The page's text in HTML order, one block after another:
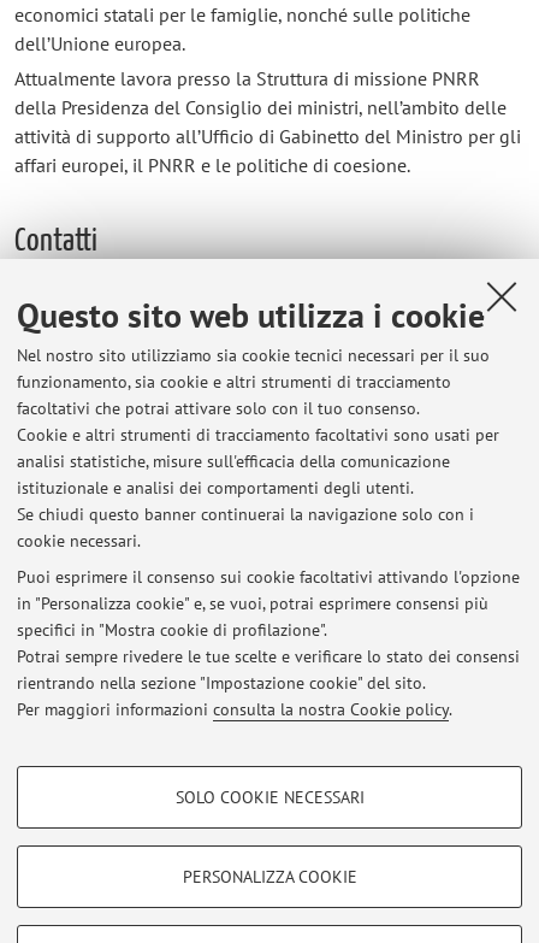
Questo sito web utilizza i cookie
Nel nostro sito utilizziamo sia cookie tecnici necessari per il suo
funzionamento, sia cookie e altri strumenti di tracciamento
facoltativi che potrai attivare solo con il tuo consenso.
Cookie e altri strumenti di tracciamento facoltativi sono usati per
analisi statistiche, misure sull'efficacia della comunicazione
istituzionale e analisi dei comportamenti degli utenti.
Se chiudi questo banner continuerai la navigazione solo con i
cookie necessari.
Puoi esprimere il consenso sui cookie facoltativi attivando l'opzione
in "Personalizza cookie" e, se vuoi, potrai esprimere consensi più
specifici in "Mostra cookie di profilazione".
Potrai sempre rivedere le tue scelte e verificare lo stato dei consensi
rientrando nella sezione "Impostazione cookie" del sito.
Per maggiori informazioni consulta la nostra Cookie policy.
COOKIE DI PROFILAZIONE - FACOLTATIVI
SOLO COOKIE NECESSARI
PERSONALIZZA COOKIE
economici statali per le famiglie, nonché sulle politiche
dell’Unione europea.
Attualmente lavora presso la Struttura di missione PNRR
della Presidenza del Consiglio dei ministri, nell’ambito delle
attività di supporto all’Ufficio di Gabinetto del Ministro per gli
affari europei, il PNRR e le politiche di coesione.
Contatti
E-mail: f.pieri@unibo.it
Altri contatti
Web:
Vai al sito personale
Dipartimento di Scienze Politiche e Sociali
Strada Maggiore 45, Bologna - Vai alla mappa
Ultimi avvisi
Al momento non sono presenti avvisi.
Area riservata
Accedi tramiteloginper gestire tutti i contenuti del sito.